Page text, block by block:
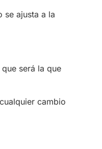
se ajusta a la
será la que
cambio